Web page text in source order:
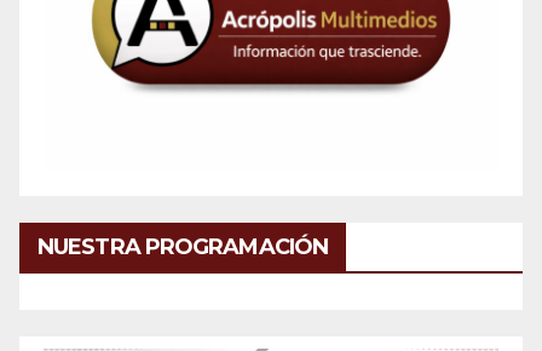
NUESTRA PROGRAMACIÓN